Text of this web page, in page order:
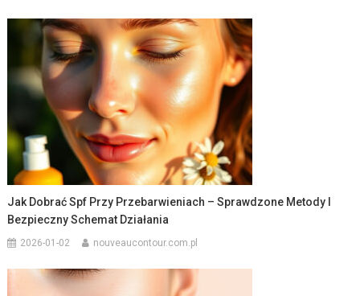
Jak Dobrać Spf Przy Przebarwieniach – Sprawdzone Metody I
Bezpieczny Schemat Działania
2026-01-02 nouveaucontour.com.pl